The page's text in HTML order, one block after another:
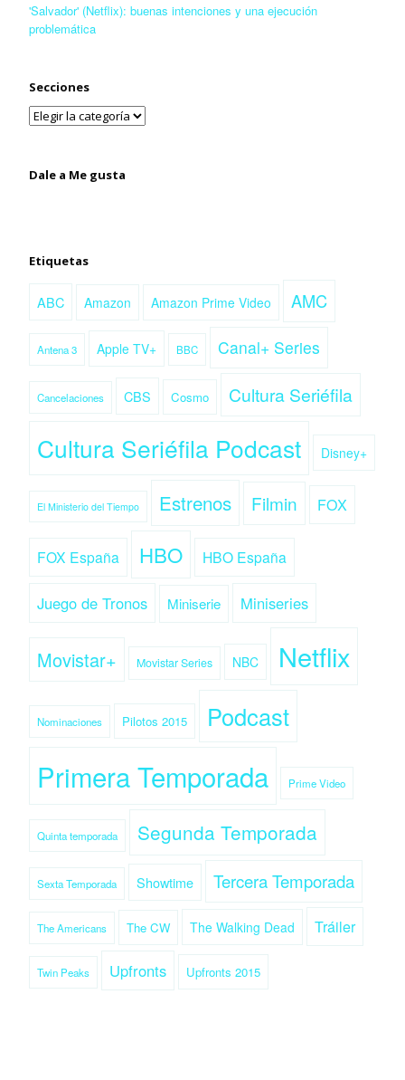
'Salvador' (Netflix): buenas intenciones y una ejecución
problemática
Secciones
Dale a Me gusta
Etiquetas
ABC Amazon Amazon Prime Video AMC
Antena 3 Apple TV+ BBC Canal+ Series
Cancelaciones CBS Cosmo Cultura Seriéfila
Cultura Seriéfila Podcast Disney+
El Ministerio del Tiempo Estrenos Filmin FOX
FOX España HBO HBO España
Juego de Tronos Miniserie Miniseries
Movistar+ Movistar Series NBC Netflix
Nominaciones Pilotos 2015 Podcast
Primera Temporada Prime Video
Quinta temporada Segunda Temporada
Sexta Temporada Showtime Tercera Temporada
The Americans The CW The Walking Dead Tráiler
Twin Peaks Upfronts Upfronts 2015